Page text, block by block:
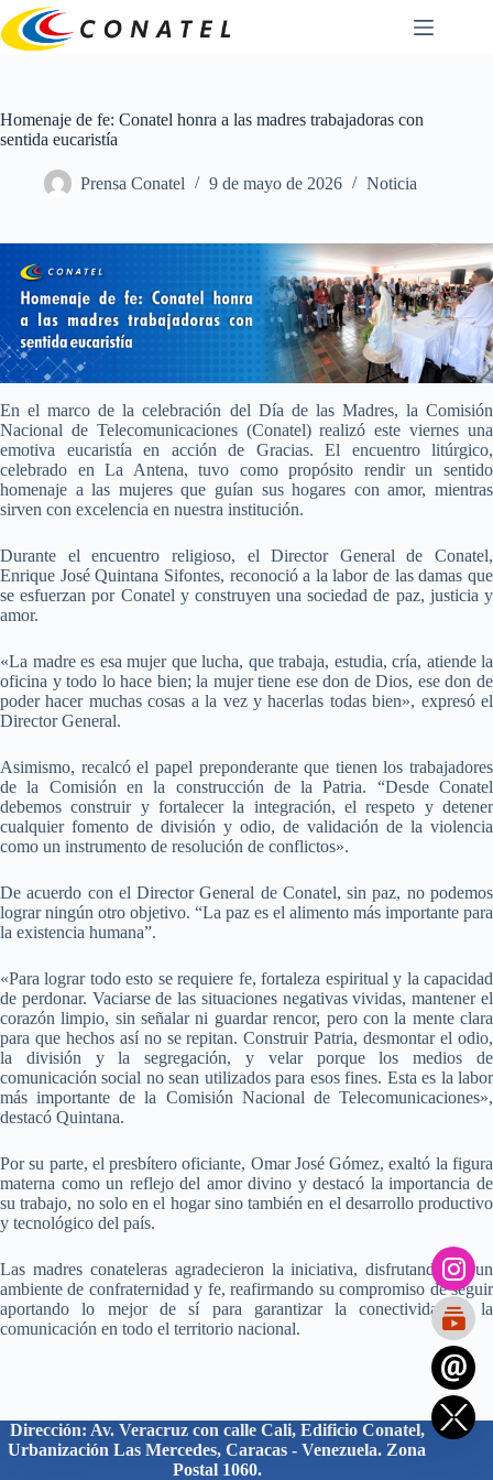
Saltar
al
contenido
Homenaje de fe: Conatel honra a las madres trabajadoras con
sentida eucaristía
Prensa Conatel 9 de mayo de 2026 Noticia
En el marco de la celebración del Día de las Madres, la Comisión
Nacional de Telecomunicaciones (Conatel) realizó este viernes una
emotiva eucaristía en acción de Gracias. El encuentro litúrgico,
celebrado en La Antena, tuvo como propósito rendir un sentido
homenaje a las mujeres que guían sus hogares con amor, mientras
sirven con excelencia en nuestra institución.
Durante el encuentro religioso, el Director General de Conatel,
Enrique José Quintana Sifontes, reconoció a la labor de las damas que
se esfuerzan por Conatel y construyen una sociedad de paz, justicia y
amor.
«La madre es esa mujer que lucha, que trabaja, estudia, cría, atiende la
oficina y todo lo hace bien; la mujer tiene ese don de Dios, ese don de
poder hacer muchas cosas a la vez y hacerlas todas bien», expresó el
Director General.
Asimismo, recalcó el papel preponderante que tienen los trabajadores
de la Comisión en la construcción de la Patria. “Desde Conatel
debemos construir y fortalecer la integración, el respeto y detener
cualquier fomento de división y odio, de validación de la violencia
como un instrumento de resolución de conflictos».
De acuerdo con el Director General de Conatel, sin paz, no podemos
lograr ningún otro objetivo. “La paz es el alimento más importante para
la existencia humana”.
«Para lograr todo esto se requiere fe, fortaleza espiritual y la capacidad
de perdonar. Vaciarse de las situaciones negativas vividas, mantener el
corazón limpio, sin señalar ni guardar rencor, pero con la mente clara
para que hechos así no se repitan. Construir Patria, desmontar el odio,
la división y la segregación, y velar porque los medios de
comunicación social no sean utilizados para esos fines. Esta es la labor
más importante de la Comisión Nacional de Telecomunicaciones»,
destacó Quintana.
Por su parte, el presbítero oficiante, Omar José Gómez, exaltó la figura
materna como un reflejo del amor divino y destacó la importancia de
su trabajo, no solo en el hogar sino también en el desarrollo productivo
y tecnológico del país.
Las madres conateleras agradecieron la iniciativa, disfrutando de un
ambiente de confraternidad y fe, reafirmando su compromiso de seguir
aportando lo mejor de sí para garantizar la conectividad y la
comunicación en todo el territorio nacional.
Dirección: Av. Veracruz con calle Cali, Edificio Conatel,
Urbanización Las Mercedes, Caracas - Venezuela. Zona
Postal 1060.